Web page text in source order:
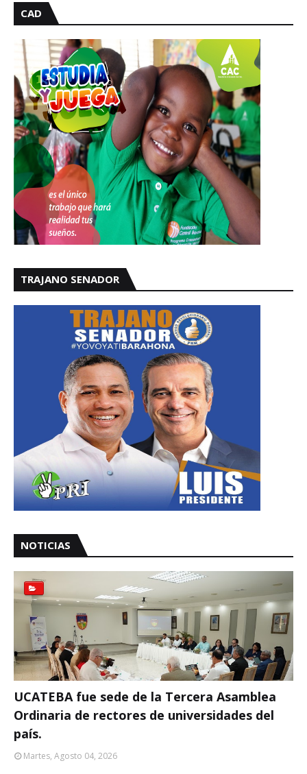
CAD
TRAJANO SENADOR
NOTICIAS
UCATEBA fue sede de la Tercera Asamblea
Ordinaria de rectores de universidades del
país.
Martes, Agosto 04, 2026